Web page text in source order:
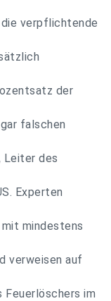
verpflichtende
der
falschen
Leiter des
Experten
mindestens
verweisen auf
Feuerlöschers im